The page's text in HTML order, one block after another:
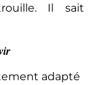
. Il sait
adapté